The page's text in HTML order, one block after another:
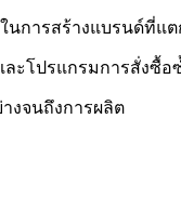
นการสร้างแบรนด์ที่แ
ะโปรแกรมการสั่งซื้อ
งจนถึงการผลิต